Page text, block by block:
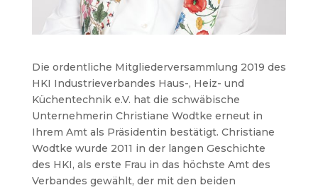
Die ordentliche Mitgliederversammlung 2019 des
HKI Industrieverbandes Haus-, Heiz- und
Küchentechnik e.V. hat die schwäbische
Unternehmerin Christiane Wodtke erneut in
Ihrem Amt als Präsidentin bestätigt. Christiane
Wodtke wurde 2011 in der langen Geschichte
des HKI, als erste Frau in das höchste Amt des
Verbandes gewählt, der mit den beiden